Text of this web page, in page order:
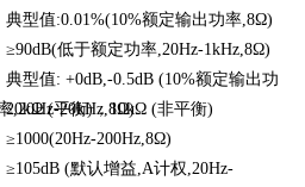
典型值:0.01%(10%额定输出功率,8Ω)
≥90dB(低于额定功率,20Hz-1kHz,8Ω)
典型值: +0dB,-0.5dB (10%额定输出功
,20Hz-20kHz,8Ω)
(平衡)，10kΩ (非平衡)
≥1000(20Hz-200Hz,8Ω)
≥105dB (默认增益,A计权,20Hz-